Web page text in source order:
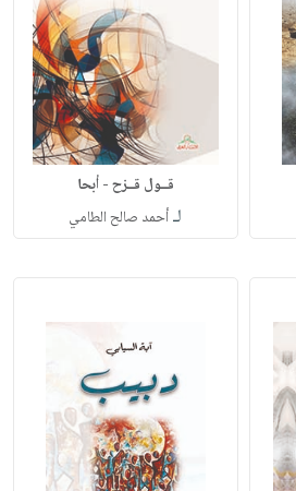
قــول قــزح - أبحا
لـأحمد صالح الطامي